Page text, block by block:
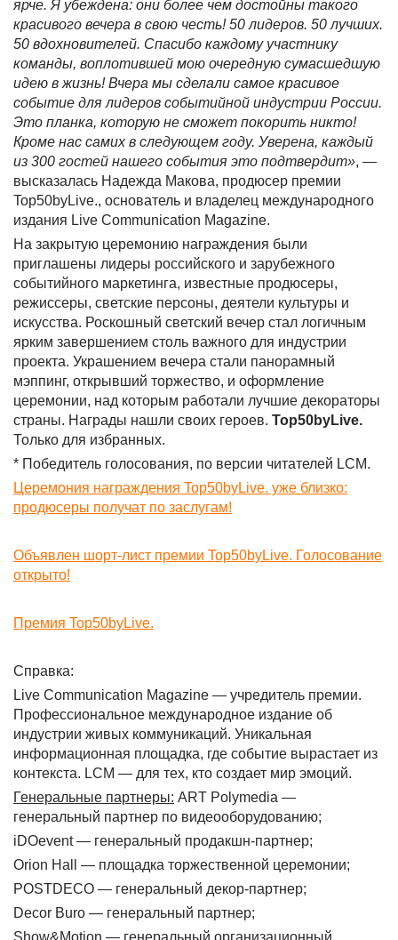
ярче. Я убеждена: они более чем достойны такого
красивого вечера в свою честь! 50 лидеров. 50 лучших.
50 вдохновителей. Спасибо каждому участнику
команды, воплотившей мою очередную сумасшедшую
идею в жизнь! Вчера мы сделали самое красивое
событие для лидеров событийной индустрии России.
Это планка, которую не сможет покорить никто!
Кроме нас самих в следующем году. Уверена, каждый
из 300 гостей нашего события это подтвердит», —
высказалась Надежда Макова, продюсер премии
Top50byLive., основатель и владелец международного
издания Live Communication Magazine.
На закрытую церемонию награждения были
приглашены лидеры российского и зарубежного
событийного маркетинга, известные продюсеры,
режиссеры, светские персоны, деятели культуры и
искусства. Роскошный светский вечер стал логичным
ярким завершением столь важного для индустрии
проекта. Украшением вечера стали панорамный
мэппинг, открывший торжество, и оформление
церемонии, над которым работали лучшие декораторы
страны. Награды нашли своих героев. Top50byLive.
Только для избранных.
* Победитель голосования, по версии читателей LCM.
Церемония награждения Top50byLive. уже близко:
продюсеры получат по заслугам!
Объявлен шорт-лист премии Top50byLive. Голосование
открыто!
Премия Top50byLive.
Справка:
Live Communication Magazine — учредитель премии.
Профессиональное международное издание об
индустрии живых коммуникаций. Уникальная
информационная площадка, где событие вырастает из
контекста. LCM — для тех, кто создает мир эмоций.
Генеральные партнеры: ART Polymedia —
генеральный партнер по видеооборудованию;
iDOevent — генеральный продакшн-партнер;
Orion Hall — площадка торжественной церемонии;
POSTDECO — генеральный декор-партнер;
Decor Buro — генеральный партнер;
Show&Motion — генеральный организационный